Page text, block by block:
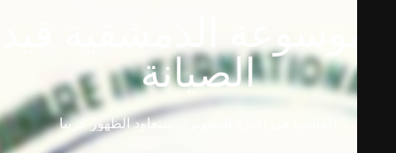
الصيانة
دامابيديا في إجازة للتطوير ... ستعاود الظهور قريباً